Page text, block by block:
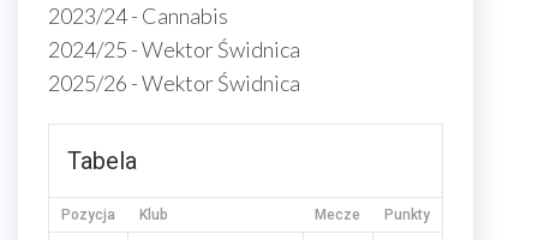
2023/24 - Cannabis
2024/25 - Wektor Świdnica
2025/26 - Wektor Świdnica
Tabela
Pozycja Klub Mecze Punkty